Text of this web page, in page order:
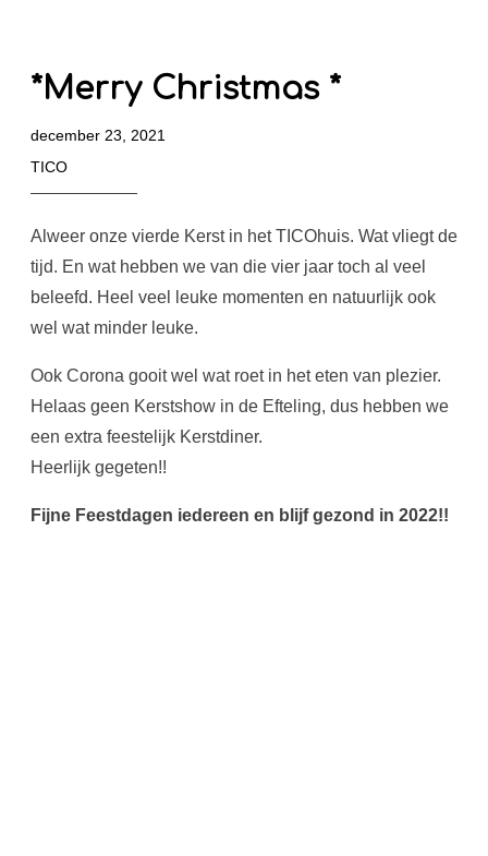
*Merry Christmas *
december 23, 2021
TICO
Alweer onze vierde Kerst in het TICOhuis. Wat vliegt de
tijd. En wat hebben we van die vier jaar toch al veel
beleefd. Heel veel leuke momenten en natuurlijk ook
wel wat minder leuke.
Ook Corona gooit wel wat roet in het eten van plezier.
Helaas geen Kerstshow in de Efteling, dus hebben we
een extra feestelijk Kerstdiner.
Heerlijk gegeten!!
Fijne Feestdagen iedereen en blijf gezond in 2022!!